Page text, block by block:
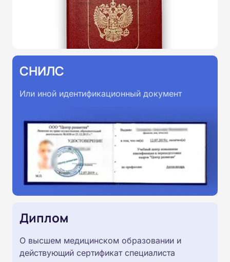
СНИЛС
Или иной идентификационный документ
Диплом
О высшем медицинском образовании и
действующий сертификат специалиста